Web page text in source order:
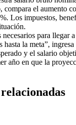
compara el aumento
Los impuestos,
para llegar
hasta la meta”,
y el salario
año en que la